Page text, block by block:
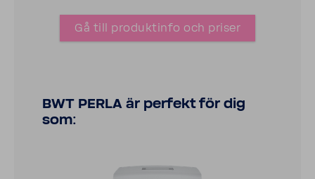
Gå till produk­tinfo och priser
BWT PERLA är perfekt för dig
som: